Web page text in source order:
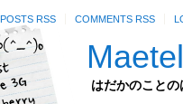
POSTS RSS COMMENTS RSS
はだかのこと